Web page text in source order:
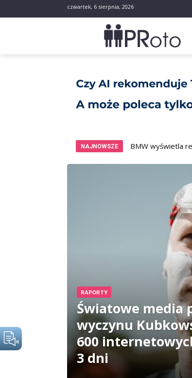
czwartek, 6 sierpnia, 2026
NAJNOWSZE BMW wyświetla
RAPORTY
Światowe media
wyczynu
600
3 dni